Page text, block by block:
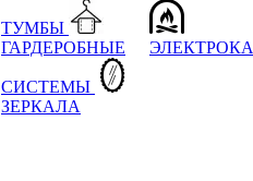
ТУМБЫ
ГАРДЕРОБНЫЕ
СИСТЕМЫ
ЗЕРКАЛА